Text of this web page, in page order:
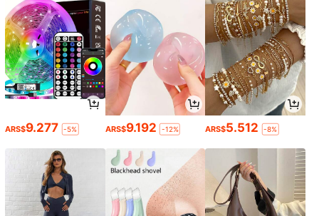
ARS$9.277 -5% ARS$9.192 -12% ARS$5.512 -8%